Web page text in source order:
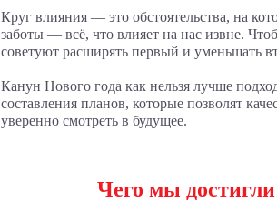
Круг влияния — это обстоятельства, на
заботы — всё, что влияет на нас извне.
советуют расширять первый и уменьшать
Канун Нового года как нельзя лучше
составления планов, которые позволят
уверенно смотреть в будущее.
Чего мы достигли